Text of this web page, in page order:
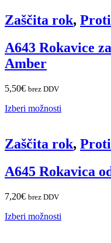
Zaščita rok,
A643 Rokavice
Amber
5,50€ brez DDV
Izberi možnosti
Zaščita rok,
A645 Rokavica
7,20€ brez DDV
Izberi možnosti